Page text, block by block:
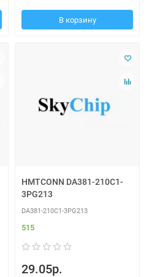
В корзину
HMTCONN DA381-210C1-
3PG213
DA381-210C1-3PG213
515
29.05р.